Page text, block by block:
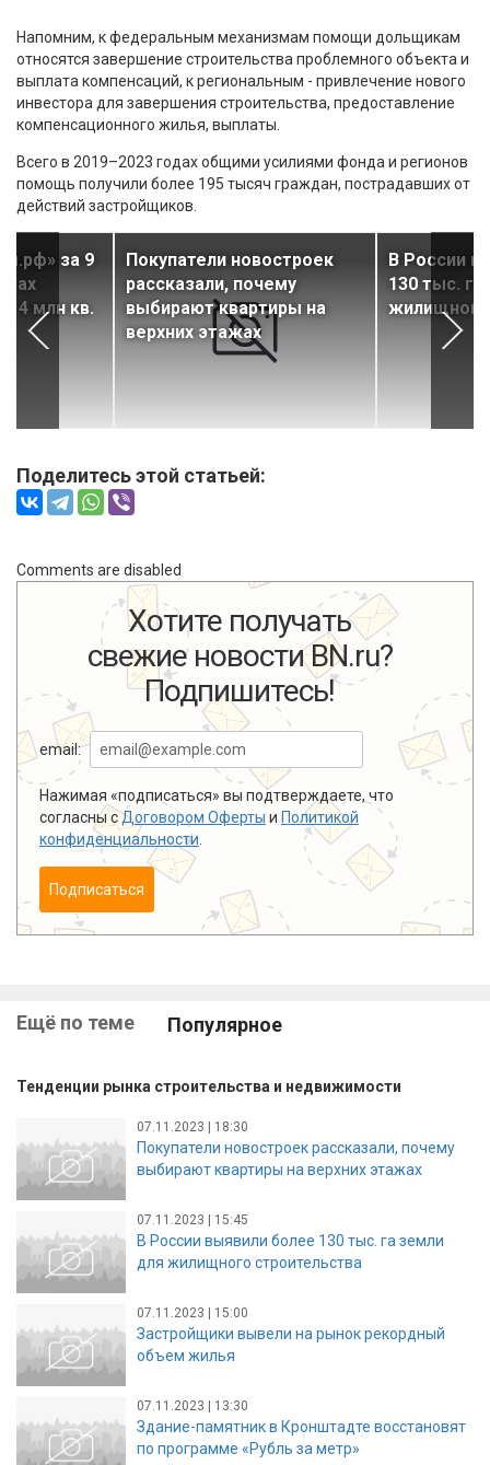
Напомним, к федеральным механизмам помощи дольщикам
относятся завершение строительства проблемного объекта и
выплата компенсаций, к региональным - привлечение нового
инвестора для завершения строительства, предоставление
компенсационного жилья, выплаты.
Всего в 2019–2023 годах общими усилиями фонда и регионов
помощь получили более 195 тысяч граждан, пострадавших от
действий застройщиков.
за 9
4 млн кв.
Покупатели новостроек
рассказали, почему
выбирают квартиры на
верхних этажах
В России
130 тыс.
жилищного
Поделитесь этой статьей:
Comments are disabled
Хотите получать
свежие новости BN.ru?
Подпишитесь!
email:
Нажимая «подписаться» вы подтверждаете, что
согласны сДоговором Оферты и Политикой
конфиденциальности
Подписаться
Ещё по теме Популярное
Тенденции рынка строительства и недвижимости
07.11.2023 | 18:30
Покупатели новостроек рассказали, почему
выбирают квартиры на верхних этажах
07.11.2023 | 15:45
В России выявили более 130 тыс. га земли
для жилищного строительства
07.11.2023 | 15:00
Застройщики вывели на рынок рекордный
объем жилья
07.11.2023 | 13:30
Здание-памятник в Кронштадте восстановят
по программе «Рубль за метр»